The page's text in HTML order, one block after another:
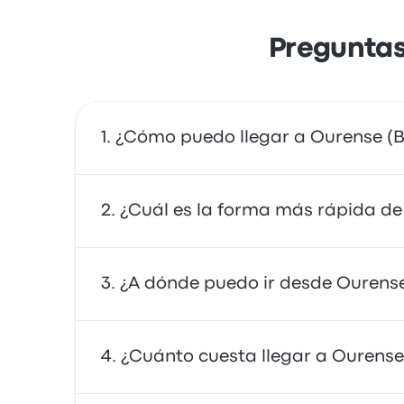
¿Cómo puedo llegar a Ourense
Puedes tomar el autobús o el tren, que
¿Cuál es la forma más rápida
La forma más rápida de viajar hacia y
¿A dónde puedo ir desde
Desde Ourense (Bus Station), puedes
Allariz Hostal Mirador y University of
para tu viaje.
¿Cuánto cuesta llegar a